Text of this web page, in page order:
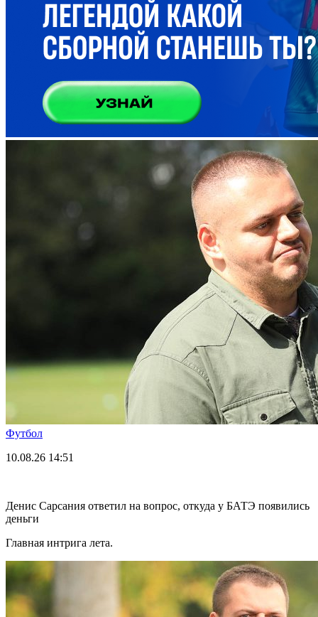
Футбол
10.08.26 14:51
Денис Сарсания ответил на вопрос, откуда у БАТЭ появились
деньги
Главная интрига лета.